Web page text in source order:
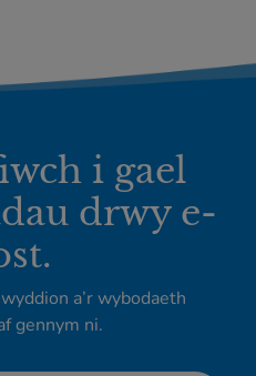
i gael
drwy e-
a’r wybodaeth
gennym ni.